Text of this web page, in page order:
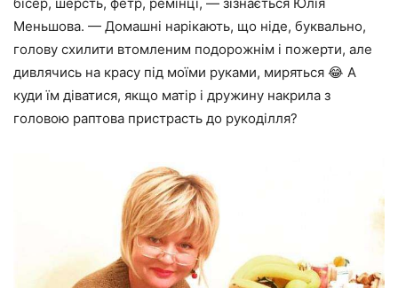
Меньшова. — Домашні нарікають, що ніде, буквально,
голову схилити втомленим подорожнім і пожерти, але
дивлячись на красу під моїми руками, миряться 😂 А
куди їм діватися, якщо матір і дружину накрила з
головою раптова пристрасть до рукоділля?